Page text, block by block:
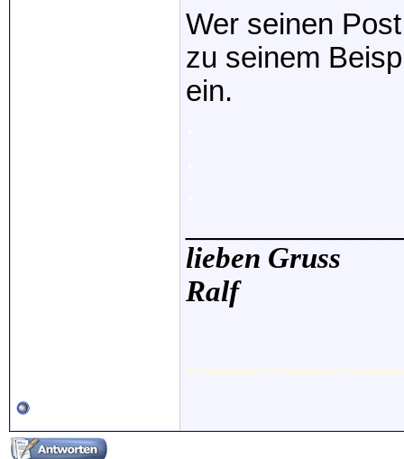
Wer seinen
zu seinem
ein.
lieben Gruss
Ralf